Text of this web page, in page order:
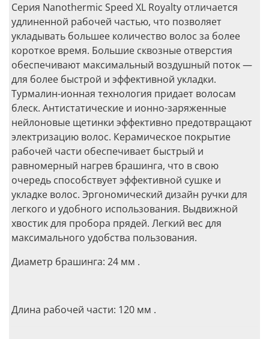
Серия Nanothermic Speed XL Royalty отличается
удлиненной рабочей частью, что позволяет
укладывать большее количество волос за более
короткое время. Большие сквозные отверстия
обеспечивают максимальный воздушный поток —
для более быстрой и эффективной укладки.
Турмалин-ионная технология придает волосам
блеск. Антистатические и ионно-заряженные
нейлоновые щетинки эффективно предотвращают
электризацию волос. Керамическое покрытие
рабочей части обеспечивает быcтрый и
равномерный нагрев брашинга, что в свою
очередь способствует эффективной сушке и
укладке волос. Эргономический дизайн ручки для
легкого и удобного использования. Выдвижной
хвостик для пробора прядей. Легкий вес для
максимального удобства пользования.
Диаметр брашинга: 24 мм .
Длина рабочей части: 120 мм .